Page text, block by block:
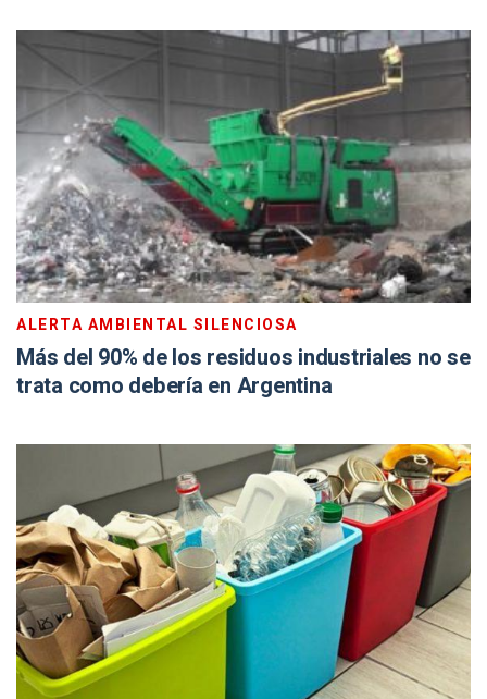
ALERTA AMBIENTAL SILENCIOSA
Más del 90% de los residuos industriales no se
trata como debería en Argentina